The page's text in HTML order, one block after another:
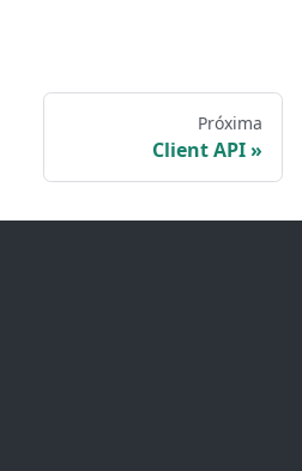
Próxima
Client API